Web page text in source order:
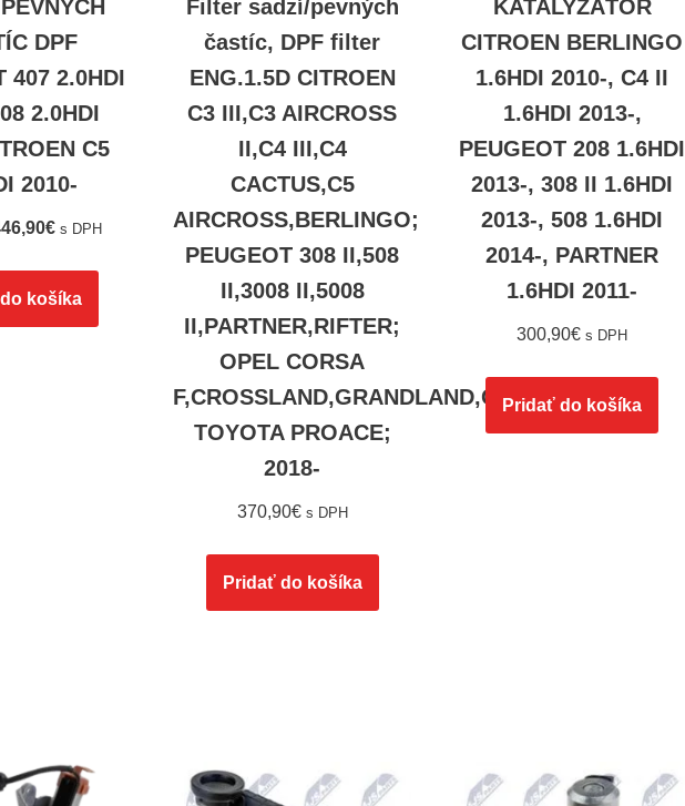
DPF
407 2.0HDI
2.0HDI
C5
2010-
€ s DPH
košíka
Filter sadzí/pevných
častíc, DPF filter
ENG.1.5D CITROEN
C3 III,C3 AIRCROSS
II,C4 III,C4
CACTUS,C5
AIRCROSS,BERLINGO;
PEUGEOT 308 II,508
II,3008 II,5008
II,PARTNER,RIFTER;
OPEL CORSA
F,CROSSLAND,GRANDLAND,COMBO;
TOYOTA PROACE;
2018-
370,90€ s DPH
Pridať do košíka
KATALYZÁTOR
CITROEN BERLINGO
1.6HDI 2010-, C4 II
1.6HDI 2013-,
PEUGEOT 208 1.6HDI
2013-, 308 II 1.6HDI
2013-, 508 1.6HDI
2014-, PARTNER
1.6HDI 2011-
300,90€ s DPH
Pridať do košíka